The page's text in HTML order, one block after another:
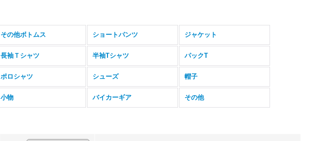
その他ボトムス ショートパンツ ジャケット
長袖Ｔシャツ 半袖Tシャツ パックT
ポロシャツ シューズ 帽子
小物 バイカーギア その他